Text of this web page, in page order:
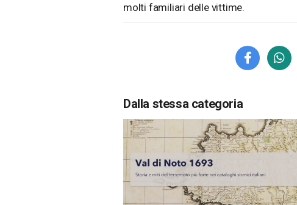
molti familiari delle vittime.
Dalla stessa categoria